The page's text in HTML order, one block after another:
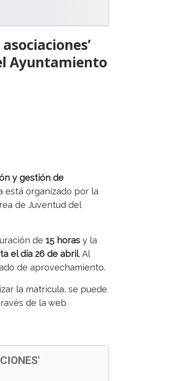
Ayuntamiento
y gestión de
está organizado por la
de Juventud del
de 15 horas y la
el día 26 de abril. Al
de aprovechamiento.
la matrícula, se puede
de la web